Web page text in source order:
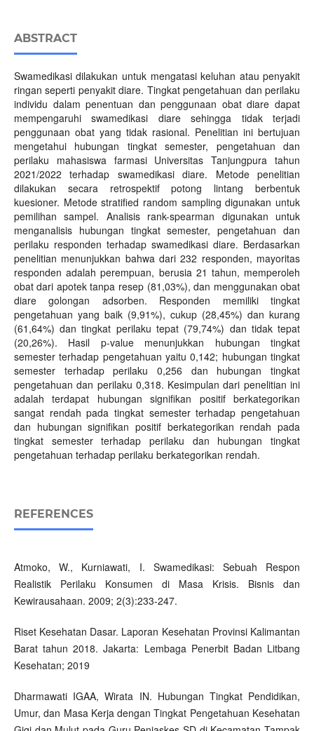
ABSTRACT
Swamedikasi dilakukan untuk mengatasi keluhan atau penyakit
ringan seperti penyakit diare. Tingkat pengetahuan dan perilaku
individu dalam penentuan dan penggunaan obat diare dapat
mempengaruhi swamedikasi diare sehingga tidak terjadi
penggunaan obat yang tidak rasional. Penelitian ini bertujuan
mengetahui hubungan tingkat semester, pengetahuan dan
perilaku mahasiswa farmasi Universitas Tanjungpura tahun
2021/2022 terhadap swamedikasi diare. Metode penelitian
dilakukan secara retrospektif potong lintang berbentuk
kuesioner. Metode stratified random sampling digunakan untuk
pemilihan sampel. Analisis rank-spearman digunakan untuk
menganalisis hubungan tingkat semester, pengetahuan dan
perilaku responden terhadap swamedikasi diare. Berdasarkan
penelitian menunjukkan bahwa dari 232 responden, mayoritas
responden adalah perempuan, berusia 21 tahun, memperoleh
obat dari apotek tanpa resep (81,03%), dan menggunakan obat
diare golongan adsorben. Responden memiliki tingkat
pengetahuan yang baik (9,91%), cukup (28,45%) dan kurang
(61,64%) dan tingkat perilaku tepat (79,74%) dan tidak tepat
(20,26%). Hasil p-value menunjukkan hubungan tingkat
semester terhadap pengetahuan yaitu 0,142; hubungan tingkat
semester terhadap perilaku 0,256 dan hubungan tingkat
pengetahuan dan perilaku 0,318. Kesimpulan dari penelitian ini
adalah terdapat hubungan signifikan positif berkategorikan
sangat rendah pada tingkat semester terhadap pengetahuan
dan hubungan signifikan positif berkategorikan rendah pada
tingkat semester terhadap perilaku dan hubungan tingkat
pengetahuan terhadap perilaku berkategorikan rendah.
REFERENCES
Atmoko, W., Kurniawati, I. Swamedikasi: Sebuah Respon
Realistik Perilaku Konsumen di Masa Krisis. Bisnis dan
Kewirausahaan. 2009; 2(3):233-247.
Riset Kesehatan Dasar. Laporan Kesehatan Provinsi Kalimantan
Barat tahun 2018. Jakarta: Lembaga Penerbit Badan Litbang
Kesehatan; 2019
Dharmawati IGAA, Wirata IN. Hubungan Tingkat Pendidikan,
Umur, dan Masa Kerja dengan Tingkat Pengetahuan Kesehatan